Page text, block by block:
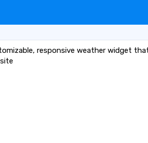
responsive weather widget